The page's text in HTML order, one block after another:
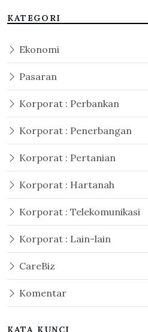
KATEGORI
Ekonomi
Pasaran
Korporat : Perbankan
Korporat : Penerbangan
Korporat : Pertanian
Korporat : Hartanah
Korporat : Telekomunikasi
Korporat : Lain-lain
CareBiz
Komentar
KATA KUNCI